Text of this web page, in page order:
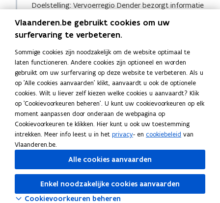
weergave)
(Klik
op
afbeelding
een
vergrote
Doelstelling: Vervoerregio Dender bezorgt informatie
betekent ook dat GPS-operatoren ons
zoveel mogelijk bannen uit de buurt van scholen.
Informatie uitslimme wagenszorgt ervoor dat
onveilige locaties worden gevonden.Slimme
verkeerslichten en verkeersborden bevorderen een
goede doorstroming. Op lange termijn bereidt
vervoerregio Dender zich voor op de
zelfrijdende
auto’s en drones.
Deel deze pagina
Vlaanderen.be gebruikt cookies om uw
surfervaring te verbeteren.
Sommige cookies zijn noodzakelijk om de website optimaal te
laten functioneren. Andere cookies zijn optioneel en worden
gebruikt om uw surfervaring op deze website te verbeteren. Als u
op 'Alle cookies aanvaarden' klikt, aanvaardt u ook de optionele
cookies. Wilt u liever zelf kiezen welke cookies u aanvaardt? Klik
op 'Cookievoorkeuren beheren'. U kunt uw cookievoorkeuren op elk
moment aanpassen door onderaan de webpagina op
Cookievoorkeuren te klikken. Hier kunt u ook uw toestemming
intrekken. Meer info leest u in het privacy- en cookiebeleid van
Vlaanderen.be.
Alle cookies aanvaarden
Enkel noodzakelijke cookies aanvaarden
Cookievoorkeuren beheren